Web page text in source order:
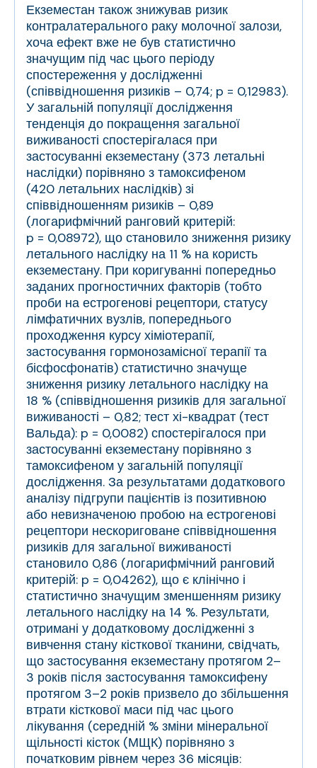
Екземестан також знижував ризик
контралатерального раку молочної залози,
хоча ефект вже не був статистично
значущим під час цього періоду
спостереження у дослідженні
(співвідношення ризиків – 0,74; p = 0,12983).
У загальній популяції дослідження
тенденція до покращення загальної
виживаності спостерігалася при
застосуванні екземестану (373 летальні
наслідки) порівняно з тамоксифеном
(420 летальних наслідків) зі
співвідношенням ризиків – 0,89
(логарифмічний ранговий критерій:
p = 0,08972), що становило зниження ризику
летального наслідку на 11 % на користь
екземестану. При коригуванні попередньо
заданих прогностичних факторів (тобто
проби на естрогенові рецептори, статусу
лімфатичних вузлів, попереднього
проходження курсу хіміотерапії,
застосування гормонозамісної терапії та
бісфосфонатів) статистично значуще
зниження ризику летального наслідку на
18 % (співвідношення ризиків для загальної
виживаності – 0,82; тест хі-квадрат (тест
Вальда): p = 0,0082) спостерігалося при
застосуванні екземестану порівняно з
тамоксифеном у загальній популяції
дослідження. За результатами додаткового
аналізу підгрупи пацієнтів із позитивною
або невизначеною пробою на естрогенові
рецептори нескориговане співвідношення
ризиків для загальної виживаності
становило 0,86 (логарифмічний ранговий
критерій: p = 0,04262), що є клінічно і
статистично значущим зменшенням ризику
летального наслідку на 14 %. Результати,
отримані у додатковому дослідженні з
вивчення стану кісткової тканини, свідчать,
що застосування екземестану протягом 2–
3 років після застосування тамоксифену
протягом 3–2 років призвело до збільшення
втрати кісткової маси під час цього
лікування (середній % зміни мінеральної
щільності кісток (МЩК) порівняно з
початковим рівнем через 36 місяців: